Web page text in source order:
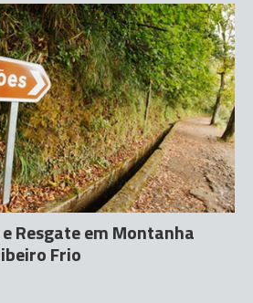
Resgate em Montanha
Frio